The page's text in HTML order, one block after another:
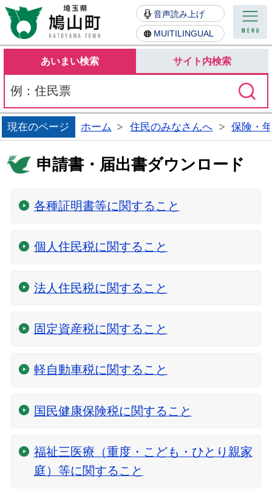
鳩山町
音声読み上げ
MUITILINGUAL
あいまい検索 サイト内検索
現在のページ ホーム 住民のみなさんへ 保険・
申請書・届出書ダウンロード
各種証明書等に関すること
個人住民税に関すること
法人住民税に関すること
固定資産税に関すること
軽自動車税に関すること
国民健康保険税に関すること
福祉三医療（重度・こども・ひとり親家
庭）等に関すること